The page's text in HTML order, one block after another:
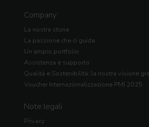
Company
La nostra storia
La passione che ci guida
Un ampio portfolio
Assistenza e supporto
Qualità e Sostenibilità: la nostra visione
Voucher Internazionalizzazione PMI 2025
Note legali
Privacy